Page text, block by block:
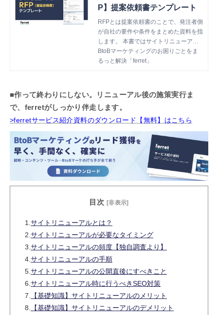
P】提案依頼書テンプレート
RFPとは提案依頼書のことで、発注者側
が自社の要件や条件をまとめた資料を指
します。 本書ではサイトリニューアル
で使われるRFPをテンプレートとしてま
とめているので、新規サイトの立ち上げ
BtoBマーケティングのお困りごとをま
るっと解決「ferret」
■作って終わりにしない。リニューアル後の施策実行ま
で、ferretがしっかり伴走します。
>ferretサービス紹介資料のダウンロード【無料】はこちら
目次 [非表示]
1. サイトリニューアルとは？
2. サイトリニューアルが必要なタイミング
3. サイトリニューアルの頻度【独自調査より】
4. サイトリニューアルの手順
5. サイトリニューアルの公開直後にすべきこと
6. サイトリニューアル時に行うべきSEO対策
7.
【基礎知識】サイトリニューアルのメリット
8.
【基礎知識】サイトリニューアルのデメリット